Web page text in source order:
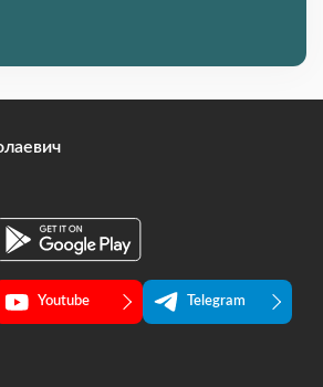
Youtube Telegram